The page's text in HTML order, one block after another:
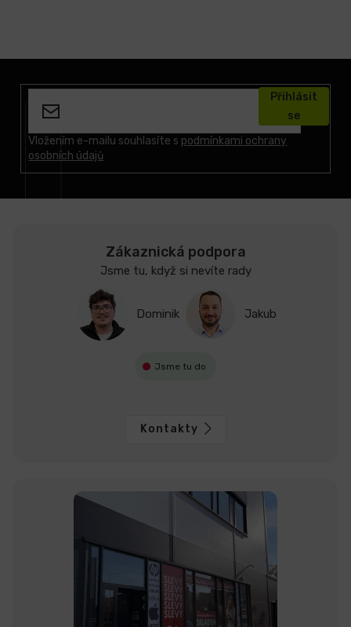
Vložením e-mailu souhlasíte s podmínkami ochrany
osobních údajů
Přihlásit
se
Zákaznická podpora
Jsme tu, když si nevíte rady
Dominik Jakub
Jsme tu do
Kontakty